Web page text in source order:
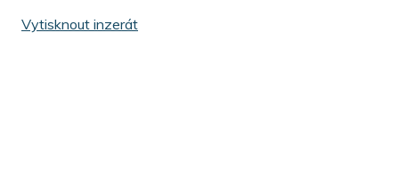
Vytisknout inzerát